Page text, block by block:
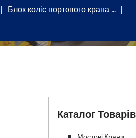
Блок коліс портового крана …
Каталог Товарів